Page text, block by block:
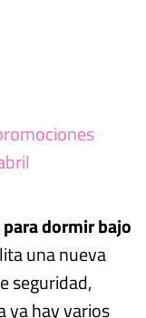
dormir bajo
una nueva
seguridad,
ya hay varios